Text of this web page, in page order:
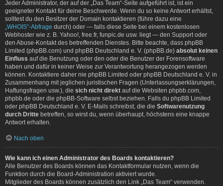
Jeder Administrator, der auf der „Das Team“-Seite aufgeführt ist, ist ein
geeigneter Kontakt für deine Beschwerde. Wenn du so keine Antwort erhältst,
solltest du den Besitzer der Domain kontaktieren (führe dazu eine
„WHOIS“-Abfrage durch) oder — falls diese Seite bei einem kostenlosen
Webhoster wie z. B. Yahoo!, free.fr, funpic.de usw. liegt — den Support oder
den Abuse-Kontakt des betreffenden Dienstes. Bitte beachte, dass phpBB
Limited (phpBB.com) und phpBB Deutschland e. V. (phpBB.de) absolut keinen
Einfluss auf die Benutzung oder den oder die Benutzer der Forensoftware
haben und dafür in keiner Weise zur Verantwortung herangezogen werden
können. Kontaktiere daher nie phpBB Limited oder phpBB Deutschland e. V. in
Zusammenhang mit jeglichen juristischen Fragen (Unterlassungserklärungen,
Haftungsfragen usw.), die sich nicht direkt auf die Websiten phpbb.com,
phpbb.de oder die phpBB-Software selbst beziehen. Falls du phpBB Limited
oder phpBB Deutschland e. V. E-Mails schreibst, die die Softwarenutzung
durch Dritte betreffen, so wirst du, wenn überhaupt, höchstens eine knappe
Antwort erhalten.
Nach oben
Wie kann ich einen Administrator des Boards kontaktieren?
Alle Benutzer des Boards können das Kontaktformular nutzen, wenn die
Funktion durch die Board-Administration aktiviert wurde.
Mitglieder des Boards können zusätzlich den Link „Das Team“ verwenden.